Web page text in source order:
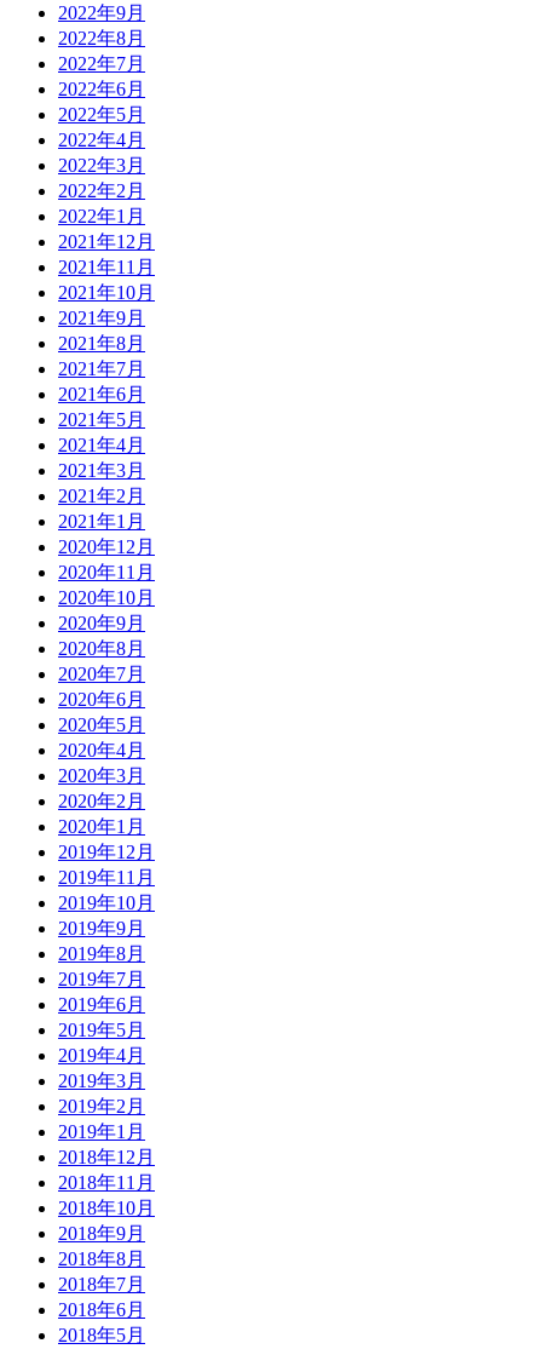
2022年9月
2022年8月
2022年7月
2022年6月
2022年5月
2022年4月
2022年3月
2022年2月
2022年1月
2021年12月
2021年11月
2021年10月
2021年9月
2021年8月
2021年7月
2021年6月
2021年5月
2021年4月
2021年3月
2021年2月
2021年1月
2020年12月
2020年11月
2020年10月
2020年9月
2020年8月
2020年7月
2020年6月
2020年5月
2020年4月
2020年3月
2020年2月
2020年1月
2019年12月
2019年11月
2019年10月
2019年9月
2019年8月
2019年7月
2019年6月
2019年5月
2019年4月
2019年3月
2019年2月
2019年1月
2018年12月
2018年11月
2018年10月
2018年9月
2018年8月
2018年7月
2018年6月
2018年5月